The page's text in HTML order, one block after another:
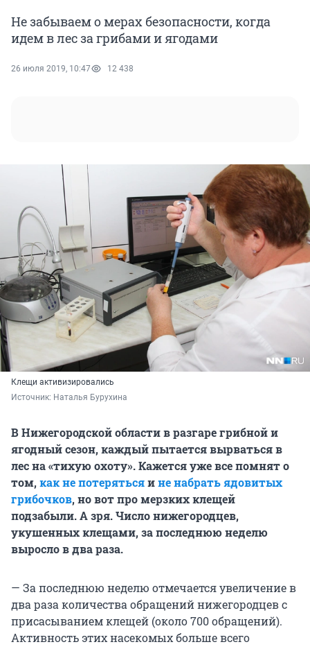
Не забываем о мерах безопасности, когда
идем в лес за грибами и ягодами
26 июля 2019, 10:47 12 438
Клещи активизировались
Источник: Наталья Бурухина
В Нижегородской области в разгаре грибной и
ягодный сезон, каждый пытается вырваться в
лес на «тихую охоту». Кажется уже все помнят о
том,как не потерятьсяине набрать ядовитых
грибочков, но вот про мерзких клещей
подзабыли. А зря. Число нижегородцев,
укушенных клещами, за последнюю неделю
выросло в два раза.
— За последнюю неделю отмечается увеличение в
два раза количества обращений нижегородцев с
присасыванием клещей (около 700 обращений).
Активность этих насекомых больше всего